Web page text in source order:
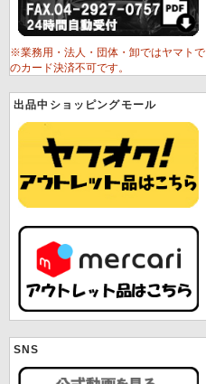
※業務用・法人・団体・卸ではヤマトで
のカード決済不可です。
出品中ショッピングモール
SNS